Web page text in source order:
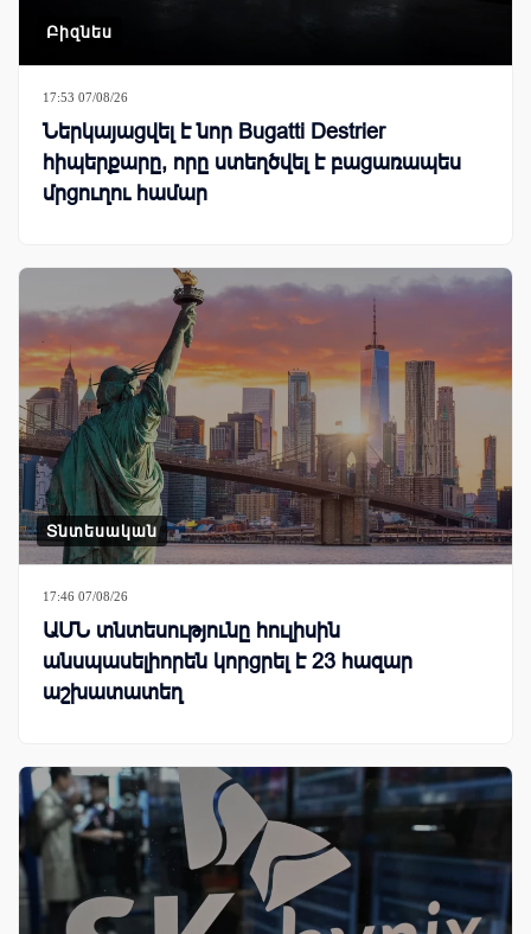
Բիզնես
17:53 07/08/26
Ներկայացվել է նոր Bugatti Destrier
հիպերքարը, որը ստեղծվել է բացառապես
մրցուղու համար
Տնտեսական
17:46 07/08/26
ԱՄՆ տնտեսությունը հուլիսին
անսպասելիորեն կորցրել է 23 հազար
աշխատատեղ